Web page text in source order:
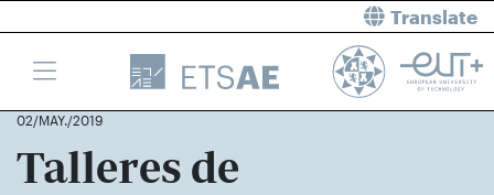
Translate
02/MAY./2019
Talleres de